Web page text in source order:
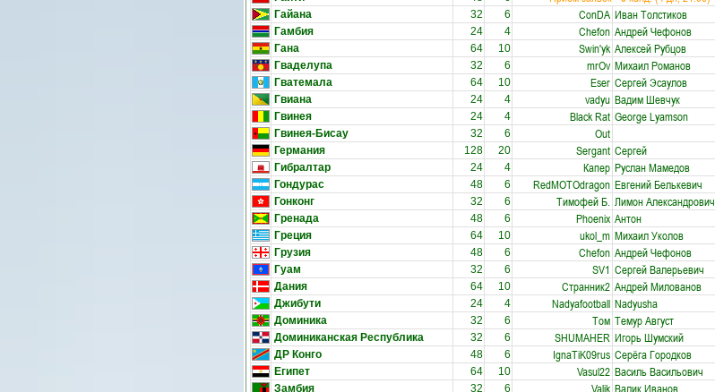
Гайана
32 6 ConDA Иван Толстиков
Гамбия 24 4 Chefon Андрей Чефонов
Гана 64 10 Swin'yk Алексей Рубцов
Гваделупа 32 6 mrOv Михаил Романов
Гватемала
64 10 Eser Сергей Эсаулов
Гвиана 24 4 vadyu Вадим Шевчук
Гвинея 24 4 Black Rat George Lyamson
Гвинея-Бисау
32 6 Out
Германия
128 20 Sergant Сергей
Гибралтар 24 4 Капер Руслан Мамедов
Гондурас
48 6 RedMOTOdragon Евгений Белькевич
Гонконг 32 6 Тимофей Б. Лимон Александрович
Гренада 48 6 Phoenix Антон
Греция
64 10 ukol_m Михаил Уколов
Грузия
48 6 Chefon Андрей Чефонов
Гуам 32 6 SV1 Сергей Валерьевич
Дания 64 10 Странник2 Андрей Милованов
Джибути 24 4 Nadyafootball Nadyusha
Доминика 32 6 Том Темур Август
Доминиканская Республика 32 6 SHUMAHER Игорь Шумский
ДР Конго 48 6 IgnaTiK09rus Серёга Городков
Египет
64 10 Vasul22 Василь Васильович
Замбия 32 6 Valik Валик Иванов